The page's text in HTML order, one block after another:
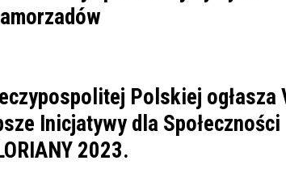
REJESTR DANYCH
DLA WYRÓŻNIAJĄCYCH SIĘ
MŁODOCIANYCH
MUZYCZNA
CHOPINA
ZADANIA
BUDŻETU PAŃSTWA
Polskiej ogłasza
Inicjatywy dla Społeczności
2023.